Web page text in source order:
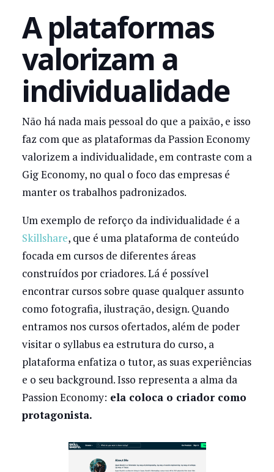
A plataformas
valorizam a
individualidade
Não há nada mais pessoal do que a paixão, e isso
faz com que as plataformas da Passion Economy
valorizem a individualidade, em contraste com a
Gig Economy, no qual o foco das empresas é
manter os trabalhos padronizados.
Um exemplo de reforço da individualidade é a
Skillshare, que é uma plataforma de conteúdo
focada em cursos de diferentes áreas
construídos por criadores. Lá é possível
encontrar cursos sobre quase qualquer assunto
como fotografia, ilustração, design. Quando
entramos nos cursos ofertados, além de poder
visitar o syllabus ea estrutura do curso, a
plataforma enfatiza o tutor, as suas experiências
e o seu background. Isso representa a alma da
Passion Economy: ela coloca o criador como
protagonista.